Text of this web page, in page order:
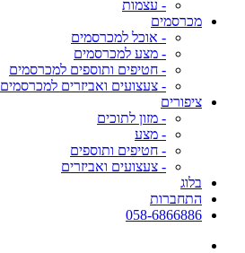
- עצמות
מכרסמים
- אוכל למכרסמים
- מצע למכרסמים
- חטיפים ותוספים למכרסמים
- צעצועים ואביזרים למכרסמים
ציפורים
- מזון לתוכים
- מצע
- חטיפים ותוספים
- צעצועים ואביזרים
בלוג
התחברות
058-6866886